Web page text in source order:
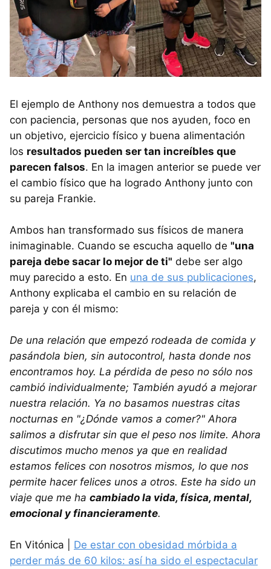
El ejemplo de Anthony nos demuestra a todos que
con paciencia, personas que nos ayuden, foco en
un objetivo, ejercicio físico y buena alimentación
los resultados pueden ser tan increíbles que
parecen falsos. En la imagen anterior se puede ver
el cambio físico que ha logrado Anthony junto con
su pareja Frankie.
Ambos han transformado sus físicos de manera
inimaginable. Cuando se escucha aquello de "una
pareja debe sacar lo mejor de ti" debe ser algo
muy parecido a esto. En una de sus publicaciones,
Anthony explicaba el cambio en su relación de
pareja y con él mismo:
De una relación que empezó rodeada de comida y
pasándola bien, sin autocontrol, hasta donde nos
encontramos hoy. La pérdida de peso no sólo nos
cambió individualmente; También ayudó a mejorar
nuestra relación. Ya no basamos nuestras citas
nocturnas en "¿Dónde vamos a comer?" Ahora
salimos a disfrutar sin que el peso nos limite. Ahora
discutimos mucho menos ya que en realidad
estamos felices con nosotros mismos, lo que nos
permite hacer felices unos a otros. Este ha sido un
viaje que me ha cambiado la vida, física, mental,
emocional y financieramente.
En Vitónica | De estar con obesidad mórbida a
perder más de 60 kilos: así ha sido el espectacular